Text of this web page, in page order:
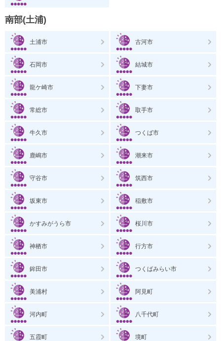
南部(土浦)
土浦市 古河市
石岡市 結城市
龍ケ崎市 下妻市
常総市 取手市
牛久市 つくば市
鹿嶋市 潮来市
守谷市 筑西市
坂東市 稲敷市
かすみがうら市 桜川市
神栖市 行方市
鉾田市 つくばみらい市
美浦村 阿見町
河内町 八千代町
五霞町 境町